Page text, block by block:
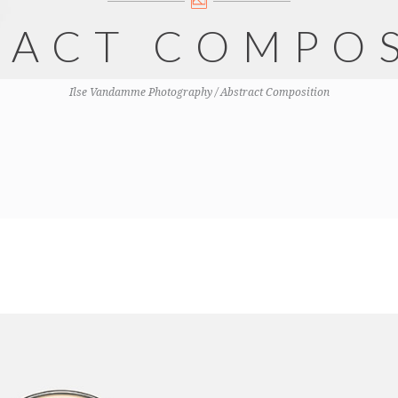
Ilse Vandamme Photography/Abstract Composition